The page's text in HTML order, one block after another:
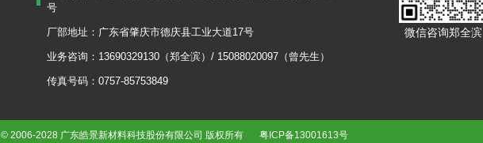
号
厂部地址：广东省肇庆市德庆县工业大道17号
业务咨询：13690329130（郑全滨）/ 15088020097（曾先生）
传真号码：0757-85753849
微信咨询郑全滨
© 2006-2028 广东皓景新材料科技股份有限公司 版权所有 粤ICP备13001613号